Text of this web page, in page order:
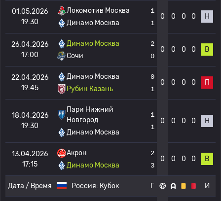
01.05.2026
19:30
Локомотив Москва
Динамо Москва
1
1
0 0 0 0 Н
26.04.2026
17:00
Динамо Москва
Сочи
2
0
0 0 0 0 В
22.04.2026
19:45
Динамо Москва
Рубин Казань
0
1
0 0 0 0 П
18.04.2026
19:30
Пари Нижний
Новгород
Динамо Москва
1
1
0 0 0 0 Н
13.04.2026
17:15
Акрон
Динамо Москва
2
3
0 0 0 0 В
Дата / Время Россия: Кубок Г И